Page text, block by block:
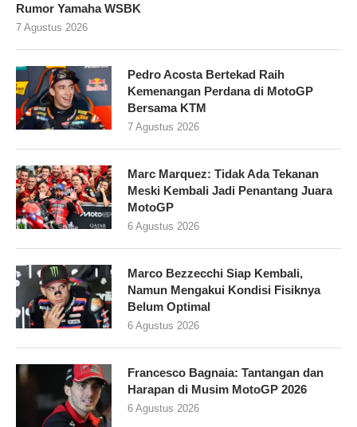
Rumor Yamaha WSBK
7 Agustus 2026
Pedro Acosta Bertekad Raih
Kemenangan Perdana di MotoGP
Bersama KTM
7 Agustus 2026
Marc Marquez: Tidak Ada Tekanan
Meski Kembali Jadi Penantang Juara
MotoGP
6 Agustus 2026
Marco Bezzecchi Siap Kembali,
Namun Mengakui Kondisi Fisiknya
Belum Optimal
6 Agustus 2026
Francesco Bagnaia: Tantangan dan
Harapan di Musim MotoGP 2026
6 Agustus 2026